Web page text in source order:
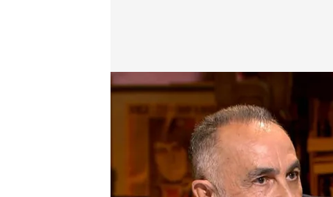
Medicina tradicional contra homeopatía: el polémico
Cuarto Milenio
07 JUN 2026 - 23:45h.
Enrique de Vicente, José
Miguel Ángel Pertierra